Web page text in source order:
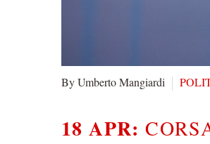
By Umberto Mangiardi
18 APR: